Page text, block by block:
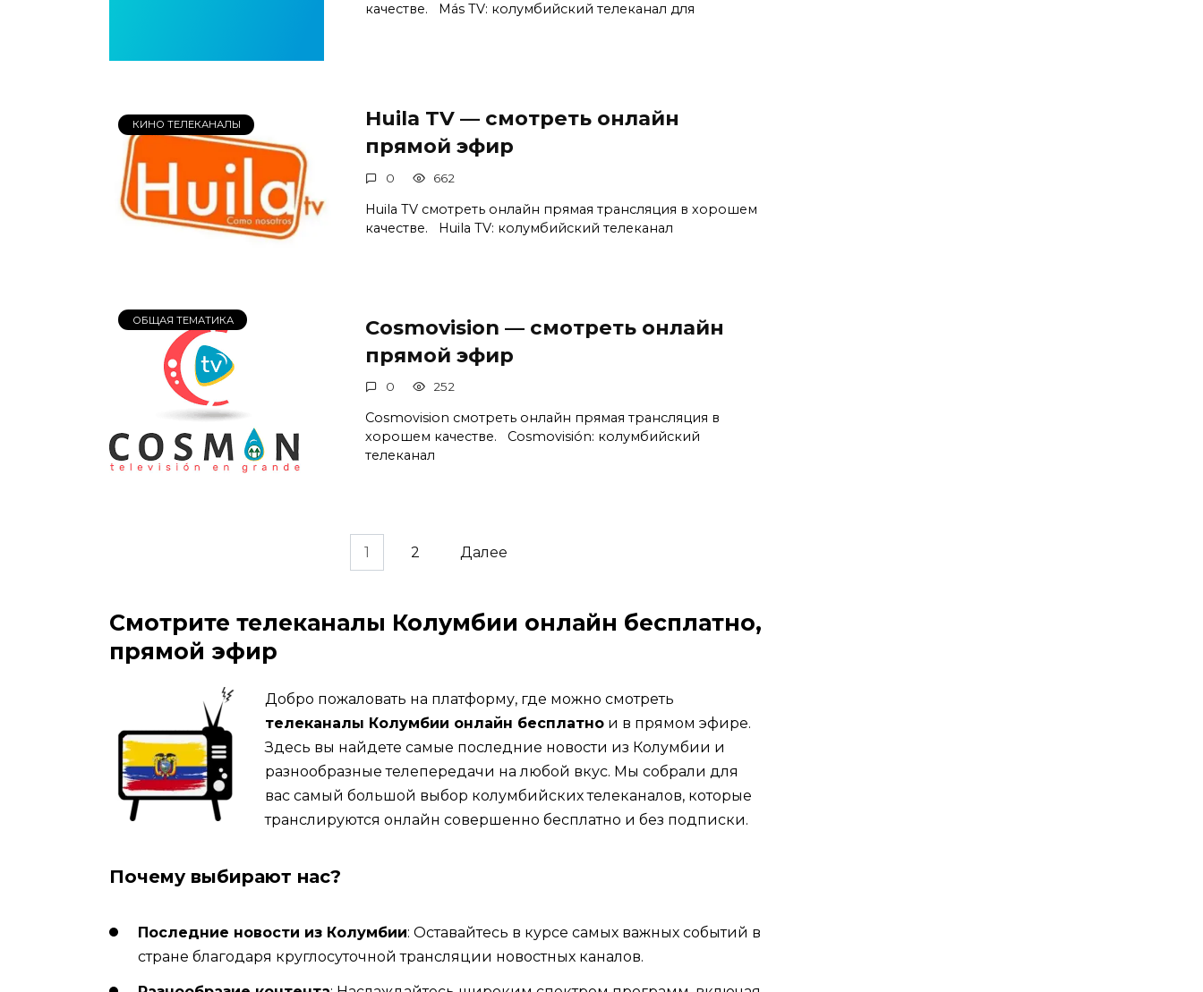
качестве. Más TV: колумбийский телеканал для
КИНО ТЕЛЕКАНАЛЫ
Huila TV — смотреть онлайн
прямой эфир
0 662
Huila TV смотреть онлайн прямая трансляция в хорошем
качестве. Huila TV: колумбийский телеканал
ОБЩАЯ ТЕМАТИКА
Cosmovision — смотреть онлайн
прямой эфир
0 252
Cosmovision смотреть онлайн прямая трансляция в
хорошем качестве. Cosmovisión: колумбийский
телеканал
1 2 Далее
Смотрите телеканалы Колумбии онлайн бесплатно,
прямой эфир
Добро пожаловать на платформу, где можно смотреть
телеканалы Колумбии онлайн бесплатно и в прямом эфире.
Здесь вы найдете самые последние новости из Колумбии и
разнообразные телепередачи на любой вкус. Мы собрали для
вас самый большой выбор колумбийских телеканалов, которые
транслируются онлайн совершенно бесплатно и без подписки.
Почему выбирают нас?
Последние новости из Колумбии: Оставайтесь в курсе самых важных событий в
стране благодаря круглосуточной трансляции новостных каналов.